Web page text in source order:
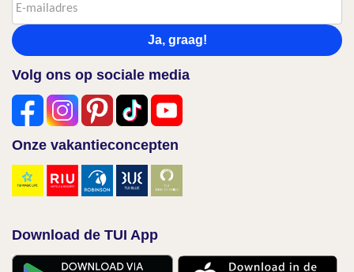
Ja, graag!
Volg ons op sociale media
Onze vakantieconcepten
Download de TUI App